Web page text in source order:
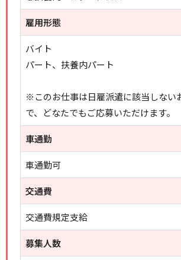
雇用形態
バイト
パート、扶養内パート
※このお仕事は日雇派遣に該当しない
で、どなたでもご応募いただけます。
車通勤
車通勤可
交通費
交通費規定支給
募集人数